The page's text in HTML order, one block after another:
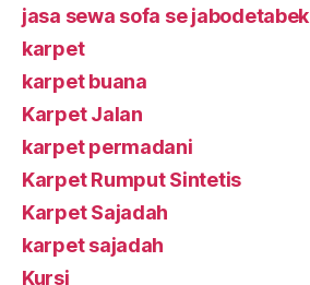
jasa sewa sofa se jabodetabek
karpet
karpet buana
Karpet Jalan
karpet permadani
Karpet Rumput Sintetis
Karpet Sajadah
karpet sajadah
Kursi